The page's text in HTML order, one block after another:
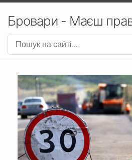
Бровари - Маєш